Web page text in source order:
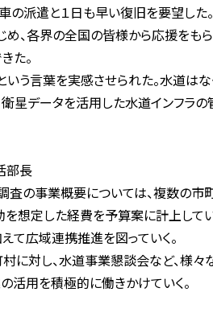
派遣と１日も早い復旧を要望した。
の全国の皆様から応援をもらい
。
葉を実感させられた。水道はな
ータを活用した水道インフラの管
長
業概要については、複数の市町
した経費を予算案に計上してい
広域連携推進を図っていく。
、水道事業懇談会など、様々な
用を積極的に働きかけていく。